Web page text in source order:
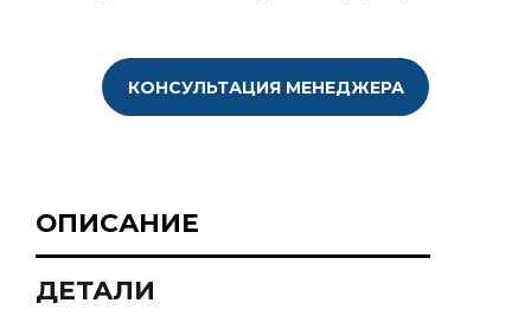
КОНСУЛЬТАЦИЯ МЕНЕДЖЕРА
ОПИСАНИЕ
ДЕТАЛИ